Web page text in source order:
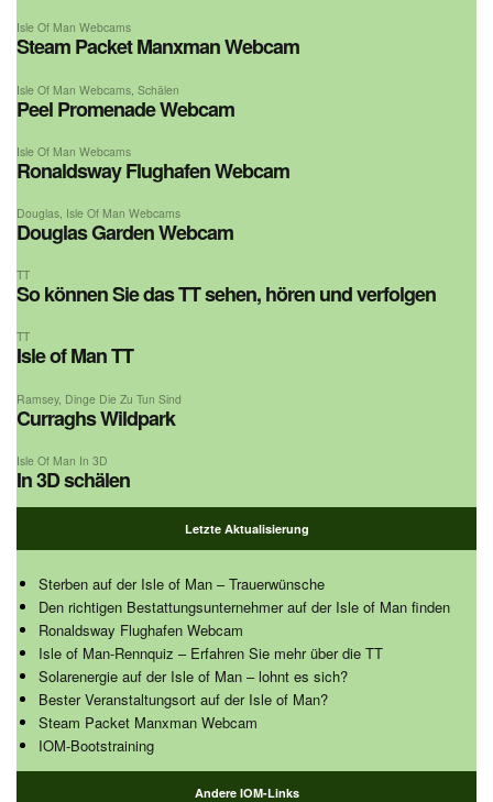
Isle Of Man Webcams
Steam Packet Manxman Webcam
Isle Of Man Webcams Schälen
Peel Promenade Webcam
Isle Of Man Webcams
Ronaldsway Flughafen Webcam
Douglas, Isle Of Man Webcams
Douglas Garden Webcam
TT
So können Sie das TT sehen, hören und verfolgen
TT
Isle of Man TT
Ramsey, Dinge Die Zu Tun Sind
Curraghs Wildpark
Isle Of Man In 3D
In 3D schälen
Letzte Aktualisierung
Sterben auf der Isle of Man – Trauerwünsche
Den richtigen Bestattungsunternehmer auf der Isle of Man finden
Ronaldsway Flughafen Webcam
Isle of Man-Rennquiz – Erfahren Sie mehr über die TT
Solarenergie auf der Isle of Man – lohnt es sich?
Bester Veranstaltungsort auf der Isle of Man?
Steam Packet Manxman Webcam
IOM-Bootstraining
Andere IOM-Links